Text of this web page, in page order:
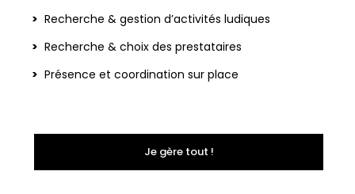
Recherche & gestion d’activités ludiques
Recherche & choix des prestataires
Présence et coordination sur place
Je gère tout !